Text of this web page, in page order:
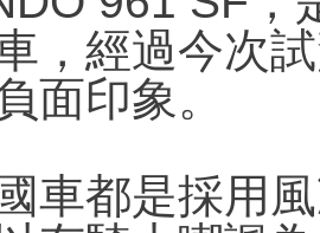
，經過今次
面印象。
車都是採用